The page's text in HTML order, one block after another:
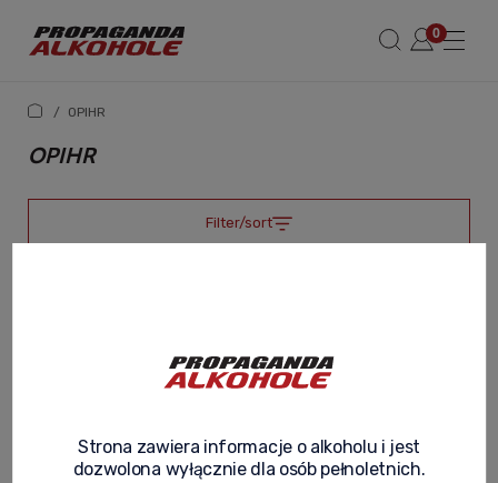
/ OPIHR
OPIHR
Filter/sort
Strona zawiera informacje o alkoholu i jest
dozwolona wyłącznie dla osób pełnoletnich.